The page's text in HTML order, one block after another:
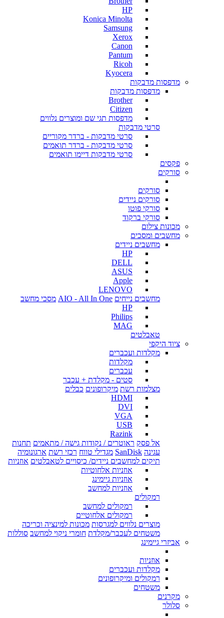
HP
Konica Minolta
Samsung
Xerox
Canon
Pantum
Ricoh
Kyocera
מדפסות מדבקות
מדפסות מדבקות
Brother
Citizen
מדפסות תגי שם ומוצרים נלווים
סרטי מדבקות
סרטי מדבקות - ברדר מקוריים
סרטי מדבקות - ברדר תואמים
סרטי מדבקות דיימו תואמים
פקסים
סורקים
סורקים
סורקים ניידים
סורקי פוטו
סורקי ברקוד
מכונות צילום
מחשבים ומסכים
מחשבים ניידים
HP
DELL
ASUS
Apple
LENOVO
מחשבים נייחים AIO - All In One מסכי מחשב
HP
Philips
MAG
טאבלטים
ציוד היקפי
מקלדות ועכברים
מקלדות
עכברים
סטים - מקלדת + עכבר
מצלמות רשת מיקרופונים כבלים
HDMI
DVI
VGA
USB
Razink
אל פסק ראוטרים / נקודות גישה / מתאמים תחנות
עגינה SanDisk מגדילי טווח רכזי רשת ארגונומיה
תיקים למחשבים ניידים/ כיסויים לטאבלטים אוזניות
אוזניות אלחוטיות
אוזניות גיימינג
אוזניות למחשב
רמקולים
רמקולים למחשב
רמקולים אלחוטיים
מוצרים נלווים למגרסות מכונות למינציה וכריכה
משטחים לעכבר/מקלדת חומרי ניקוי למחשב סוללות
אביזרי גיימינג
אוזניות
מקלדות ועכברים
רמקולים ומיקרופונים
משטחים
מקרנים
סלולר